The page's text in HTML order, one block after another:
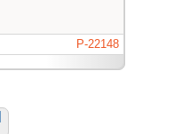
P-22148